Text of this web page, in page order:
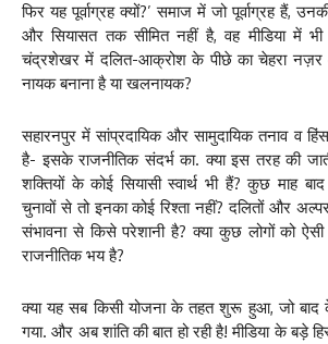
फिर यह पूर्वाग्रह क्यों?’ समाज में जो पूर्वाग्रह हैं,
और सियासत तक सीमित नहीं है, वह मीडिया में
चंद्रशेखर में दलित-आक्रोश के पीछे का चेहरा नज़र
नायक बनाना है या खलनायक?
सहारनपुर में सांप्रदायिक और सामुदायिक तनाव व
है- इसके राजनीतिक संदर्भ का. क्या इस तरह की
शक्तियों के कोई सियासी स्वार्थ भी हैं? कुछ माह
चुनावों से तो इनका कोई रिश्ता नहीं? दलितों और
संभावना से किसे परेशानी है? क्या कुछ लोगों को
राजनीतिक भय है?
क्या यह सब किसी योजना के तहत शुरू हुआ, जो बाद
गया. और अब शांति की बात हो रही है! मीडिया के बड़े